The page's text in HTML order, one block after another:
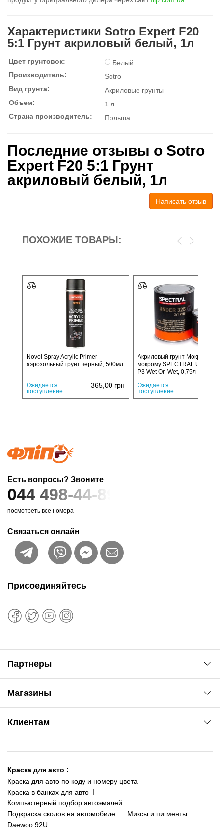
Характеристики Sotro Expert F20
5:1 Грунт акриловый белый, 1л
Цвет грунтовок:
Белый
Производитель:
Sotro
Вид грунта:
Акриловые грунты
Объем:
1 л
Страна производитель:
Польша
Последние отзывы о Sotro
Expert F20 5:1 Грунт
акриловый белый, 1л
Написать отзыв
ПОХОЖИЕ ТОВАРЫ:
Novol Spray Acrylic Primer
аэрозольный грунт черный, 500мл
Ожидается
поступление
365,00 грн
Акриловый грунт Мокрый по
мокрому SPECTRAL UNDER
P3 Wet On Wet, 0,75л
Ожидается
поступление
Есть вопросы? Звоните
044 498-44-89
посмотреть все номера
Связаться онлайн
Магазины
ул. Рабочая, 2-а
093 611-39-23
(ориентир: Интайм №40)
Одесса
пр-т Акад. Глушко, 29
066 554-97-70
Клиентам
Доставка и оплата
Сотрудничество
Наши публикации
Публичная оферта
Политика конфиденциальности
Присоединяйтесь
Партнеры
Краска для авто :
Краска для авто по коду и номеру цвета
Краска в банках для авто
Компьютерный подбор автоэмалей
Подкраска сколов на автомобиле
Миксы и пигменты
Daewoo 92U